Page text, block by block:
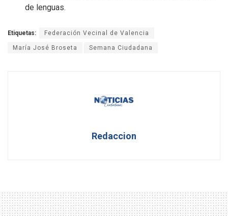
de lenguas.
Etiquetas: Federación Vecinal de Valencia
María José Broseta Semana Ciudadana
Redaccion